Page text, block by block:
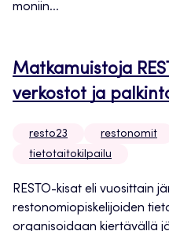
moniin...
Matkamuistoja
verkostot ja
resto23 restonomit
tietotaitokilpailu
RESTO-kisat eli vuosittain
restonomiopiskelijoiden
organisoidaan kiertävällä